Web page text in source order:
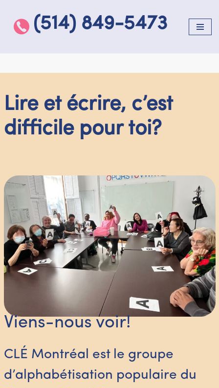
Aller
(514) 849-5473
Lire et écrire, c’est
difficile pour toi?
Viens-nous voir!
CLÉ Montréal est le groupe
d’alphabétisation populaire du